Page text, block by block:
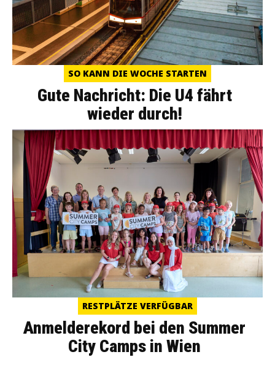
SO KANN DIE WOCHE STARTEN
Gute Nachricht: Die U4 fährt
wieder durch!
RESTPLÄTZE VERFÜGBAR
Anmelderekord bei den Summer
City Camps in Wien